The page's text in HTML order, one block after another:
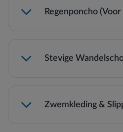
Regenponcho
Stevige
Zwemkleding &